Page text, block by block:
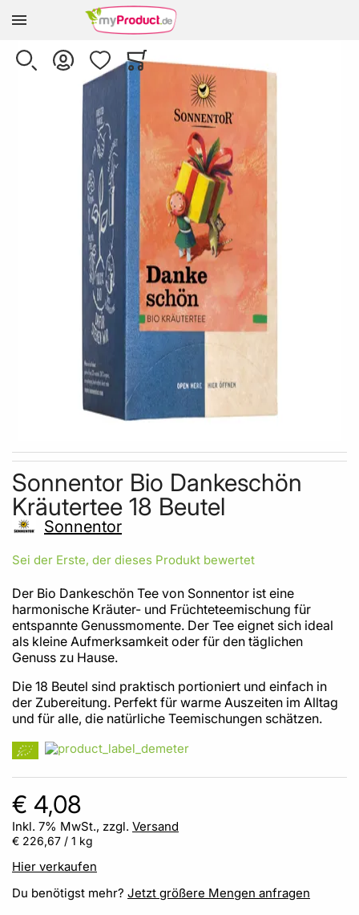
Zur Homepage
SUCHE KONTO WUNSCHLISTEWARENKORB
Minicart
Skip to the beginning of the images gallery
Sonnentor Bio Dankeschön
Kräutertee 18 Beutel
Sonnentor
Sei der Erste, der dieses Produkt bewertet
Der Bio Dankeschön Tee von Sonnentor ist eine
harmonische Kräuter- und Früchteteemischung für
entspannte Genussmomente. Der Tee eignet sich ideal
als kleine Aufmerksamkeit oder für den täglichen
Genuss zu Hause.
Die 18 Beutel sind praktisch portioniert und einfach in
der Zubereitung. Perfekt für warme Auszeiten im Alltag
und für alle, die natürliche Teemischungen schätzen.
€ 4,08
Inkl. 7% MwSt., zzgl. Versand
€ 226,67 / 1 kg
Hier verkaufen
Du benötigst mehr? Jetzt größere Mengen anfragen